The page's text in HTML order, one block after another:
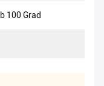
100 Grad